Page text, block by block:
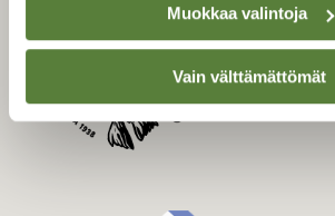
Muokkaa valintoja
Vain välttämättömät
Suomen